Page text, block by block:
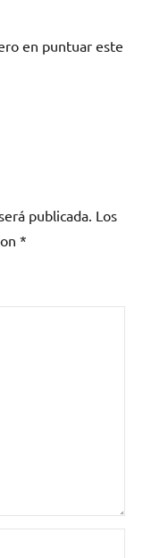
en puntuar este
publicada. Los
*